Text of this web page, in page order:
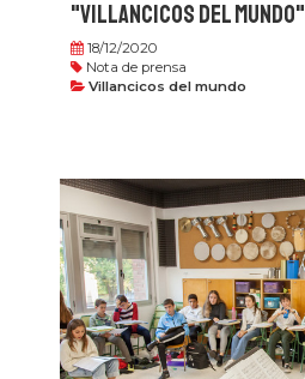
"Villancicos del mundo"
18/12/2020
Nota de prensa
Villancicos del mundo